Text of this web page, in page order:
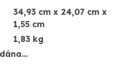
34,93 cm x 24,07 cm x
1,55 cm
1,83 kg